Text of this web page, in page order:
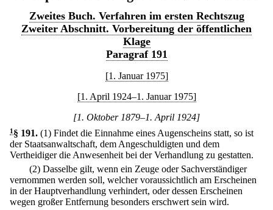
Zweites Buch. Verfahren im ersten Rechtszug
Zweiter Abschnitt. Vorbereitung der öffentlichen
Klage
Paragraf 191
[1. Januar 1975]
[1. April 1924–1. Januar 1975]
[1. Oktober 1879–1. April 1924]
1 § 191. (1) Findet die Einnahme eines Augenscheins statt, so ist
der Staatsanwaltschaft, dem Angeschuldigten und dem
Vertheidiger die Anwesenheit bei der Verhandlung zu gestatten.
(2) Dasselbe gilt, wenn ein Zeuge oder Sachverständiger
vernommen werden soll, welcher voraussichtlich am Erscheinen
in der Hauptverhandlung verhindert, oder dessen Erscheinen
wegen großer Entfernung besonders erschwert sein wird.